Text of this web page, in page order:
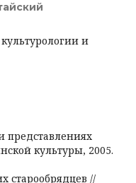
и
представлениях
культуры, 2005.
старообрядцев //